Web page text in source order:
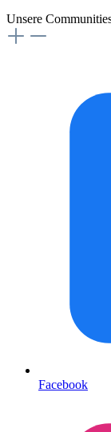
Unsere
Facebook